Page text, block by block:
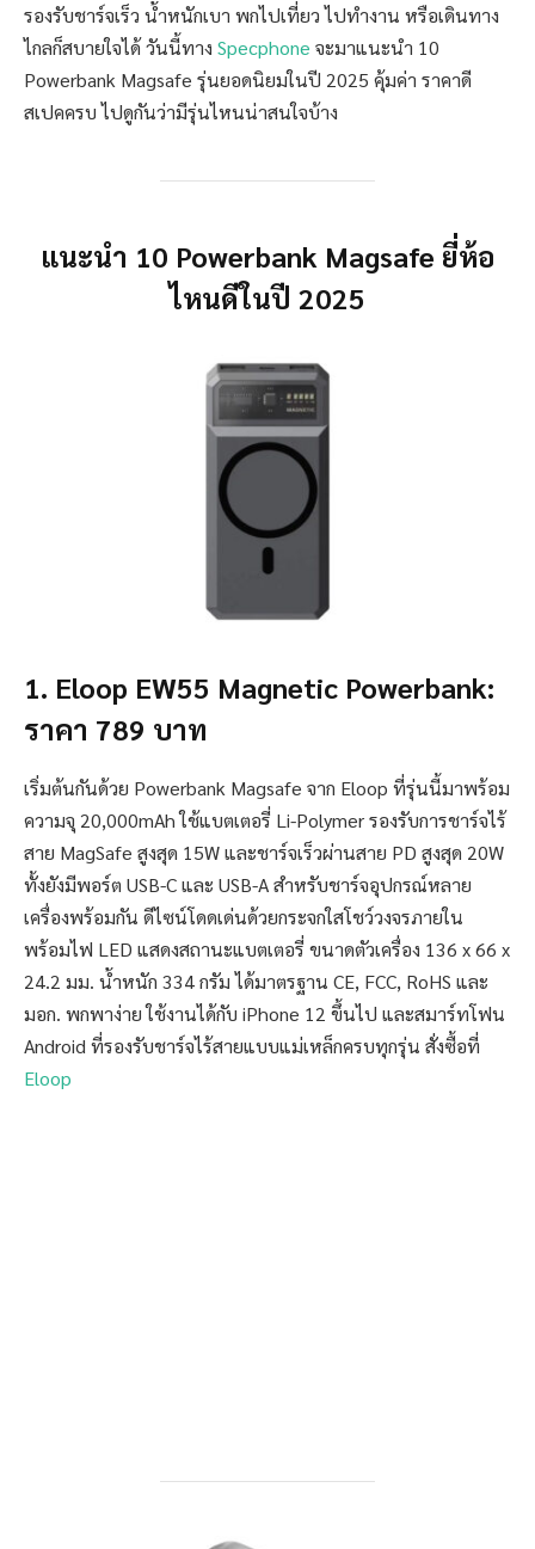
รองรับชาร์จเร็ว น้ำหนักเบา พกไปเที่ยว ไปทำงาน หรือเดินทาง
ไกลก็สบายใจได้ วันนี้ทาง Specphone จะมาแนะนำ 10
Powerbank Magsafe รุ่นยอดนิยมในปี 2025 คุ้มค่า ราคาดี
สเปคครบ ไปดูกันว่ามีรุ่นไหนน่าสนใจบ้าง
แนะนำ 10 Powerbank Magsafe ยี่ห้อ
ไหนดีในปี 2025
1. Eloop EW55 Magnetic Powerbank:
ราคา 789 บาท
เริ่มต้นกันด้วย Powerbank Magsafe จาก Eloop ที่รุ่นนี้มาพร้อม
ความจุ 20,000mAh ใช้แบตเตอรี่ Li-Polymer รองรับการชาร์จไร้
สาย MagSafe สูงสุด 15W และชาร์จเร็วผ่านสาย PD สูงสุด 20W
ทั้งยังมีพอร์ต USB-C และ USB-A สำหรับชาร์จอุปกรณ์หลาย
เครื่องพร้อมกัน ดีไซน์โดดเด่นด้วยกระจกใสโชว์วงจรภายใน
พร้อมไฟ LED แสดงสถานะแบตเตอรี่ ขนาดตัวเครื่อง 136 x 66 x
24.2 มม. น้ำหนัก 334 กรัม ได้มาตรฐาน CE, FCC, RoHS และ
มอก. พกพาง่าย ใช้งานได้กับ iPhone 12 ขึ้นไป และสมาร์ทโฟน
Android ที่รองรับชาร์จไร้สายแบบแม่เหล็กครบทุกรุ่น สั่งซื้อที่
Eloop